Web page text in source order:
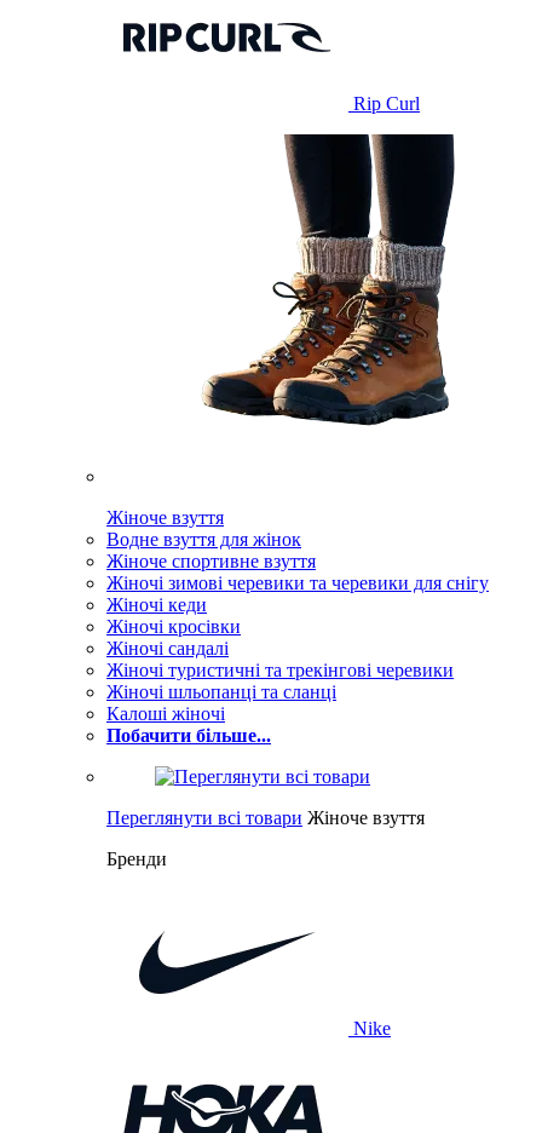
Rip Curl
Жіноче взуття
Водне взуття для жінок
Жіноче спортивне взуття
Жіночі зимові черевики та черевики для снігу
Жіночі кеди
Жіночі кросівки
Жіночі сандалі
Жіночі туристичні та трекінгові черевики
Жіночі шльопанці та сланці
Калоші жіночі
Побачити більше...
Переглянути всі товари Жіноче взуття
Бренди
Nike